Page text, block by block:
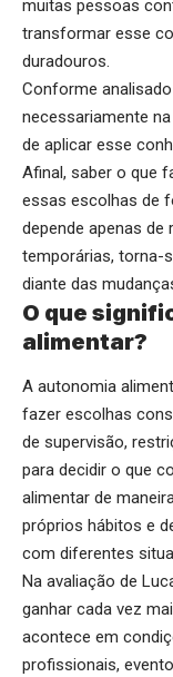
muitas pessoas
transformar esse
duradouros.
Conforme
necessariamente
de aplicar esse
Afinal, saber o que
essas escolhas de
depende apenas
temporárias, torna-
diante das
O que
alimentar?
A autonomia
fazer escolhas
de supervisão,
para decidir o que
alimentar de
próprios hábitos e
com diferentes
Na avaliação de
ganhar cada vez
acontece em
profissionais,